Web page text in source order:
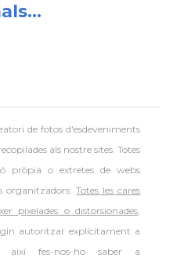
defotos d'esdeveniments
als nostre sites. Totes
pròpia o extretes de webs
organitzadors.Totes les cares
pixelades o distorsionades,
autoritzar explícitament a
així fes-nos-ho saber a